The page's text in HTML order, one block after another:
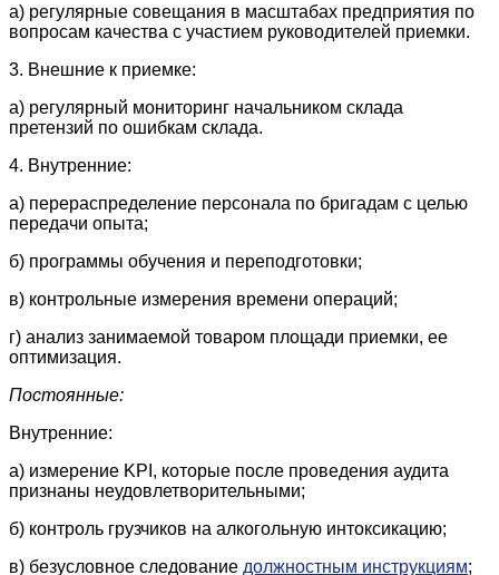
а) регулярные совещания в масштабах предприятия по
вопросам качества с участием руководителей приемки.
3. Внешние к приемке:
а) регулярный мониторинг начальником склада
претензий по ошибкам склада.
4. Внутренние:
а) перераспределение персонала по бригадам с целью
передачи опыта;
б) программы обучения и переподготовки;
в) контрольные измерения времени операций;
г) анализ занимаемой товаром площади приемки, ее
оптимизация.
Постоянные:
Внутренние:
а) измерение KPI, которые после проведения аудита
признаны неудовлетворительными;
б) контроль грузчиков на алкогольную интоксикацию;
в) безусловное следование должностным инструкциям;